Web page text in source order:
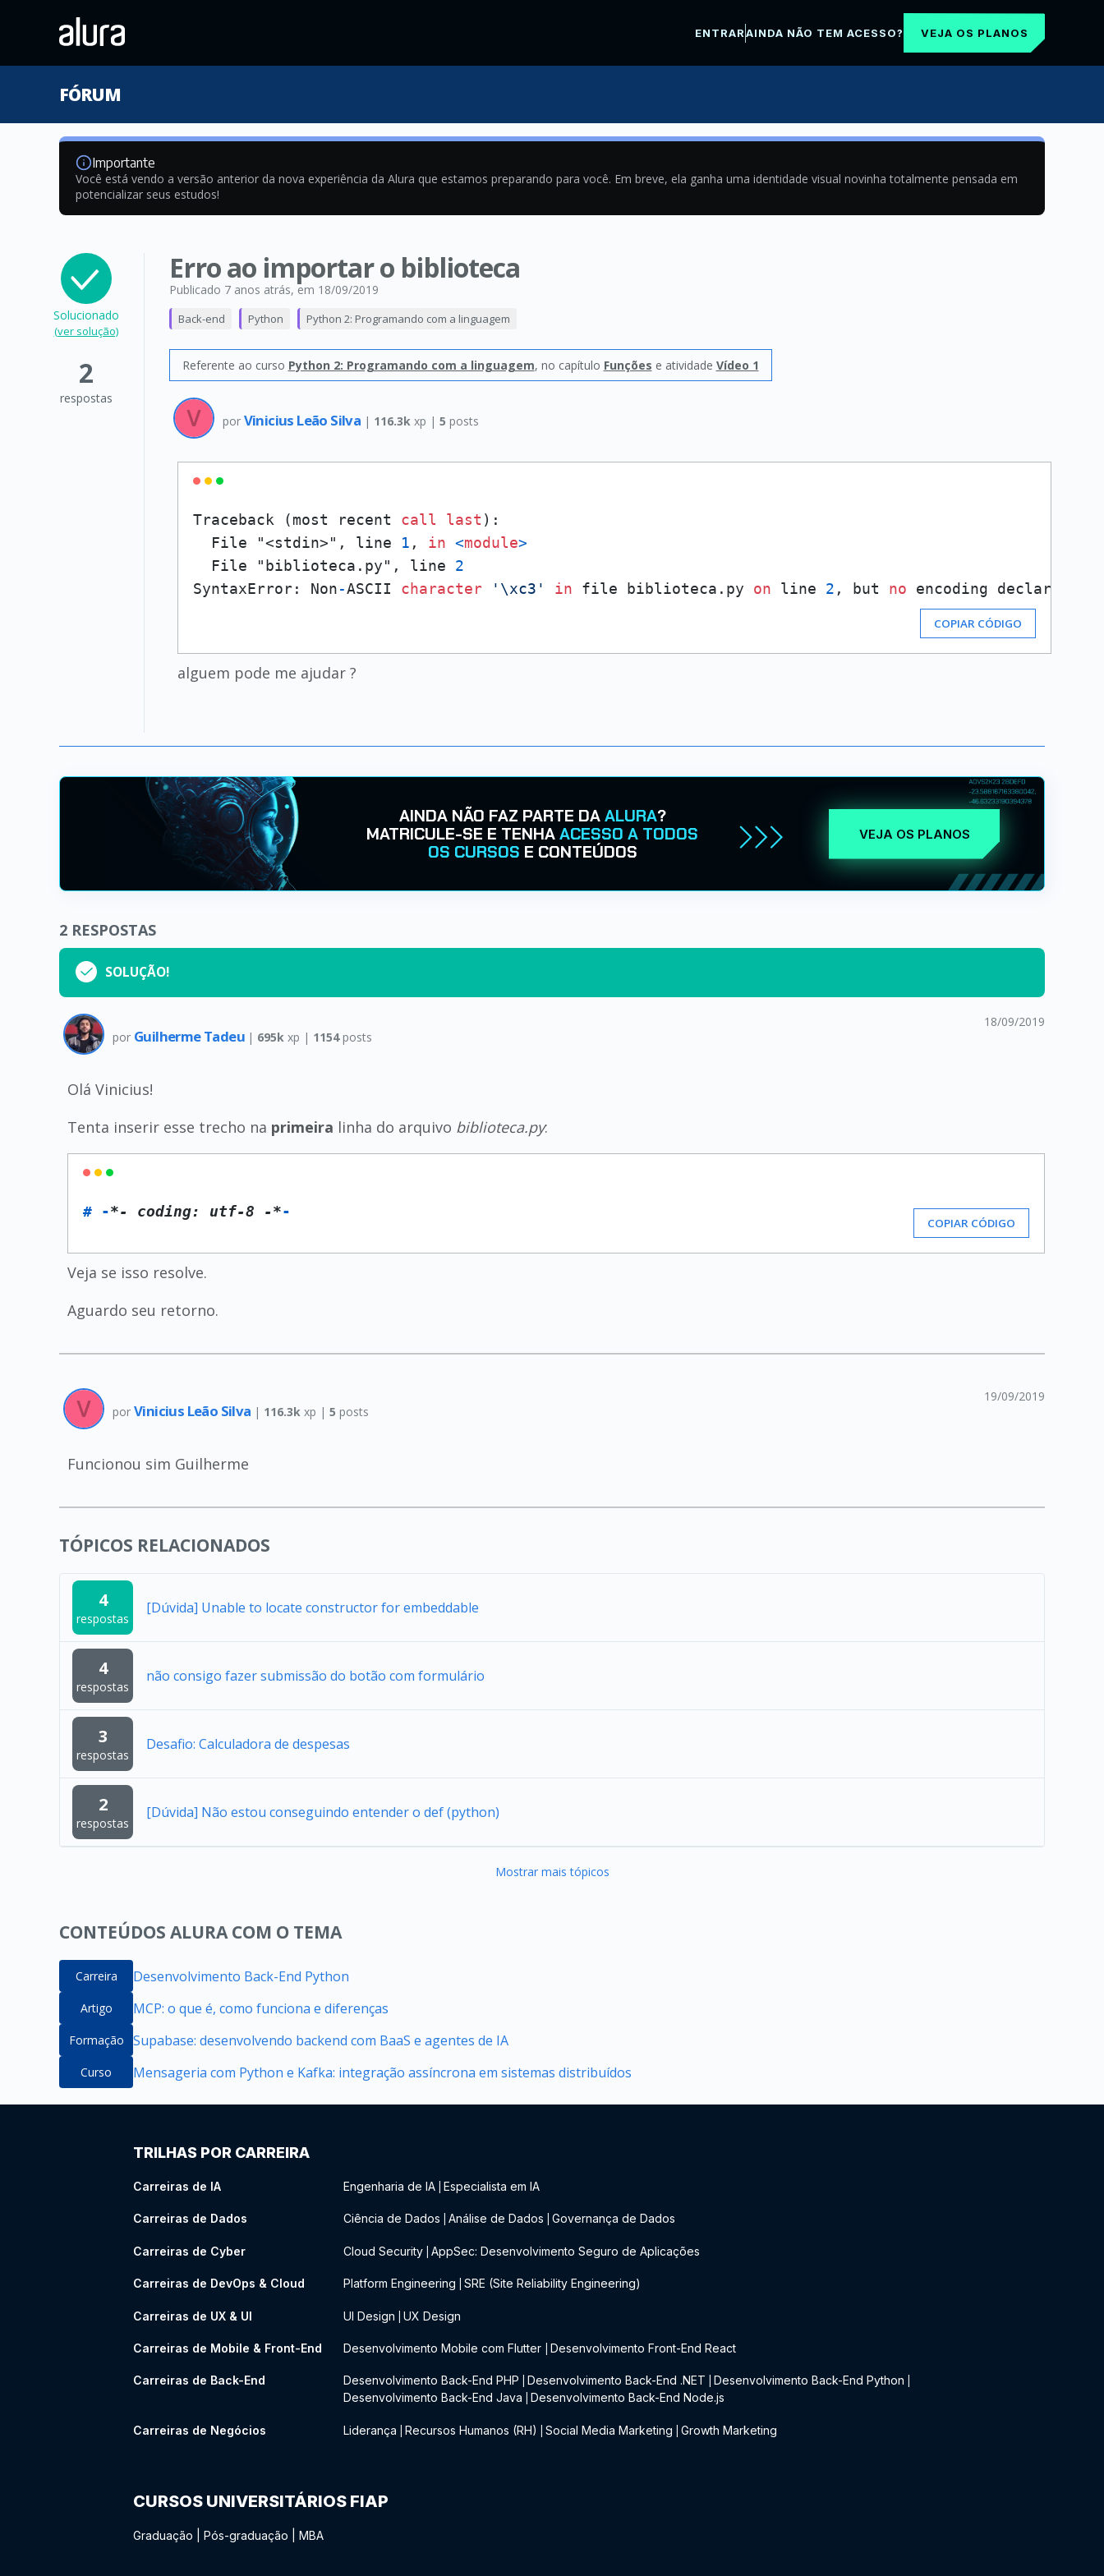
ENTRARAINDA NÃO TEM ACESSO? VEJA OS PLANOS
FÓRUM
Importante
Você está vendo a versão anterior da nova experiência da Alura que estamos preparando para você. Em breve, ela ganha uma identidade visual novinha totalmente pensada em
potencializar seus estudos!
Solucionado
(ver solução)
2
respostas
Erro ao importar o biblioteca
Publicado 7 anos atrás, em 18/09/2019
Back-end Python Python 2: Programando com a linguagem
Referente ao curso Python 2: Programando com a linguagem, no capítulo Funções e atividade Vídeo 1
por Vinicius Leão Silva | 116.3k xp | 5 posts
Traceback (most recent call last ):
  File "<stdin>", line
1 , in <module>
  File "biblioteca.py", line
2
SyntaxError: Non-ASCII character '\xc3' in file biblioteca.py on line 2 , but no encoding declared;
COPIAR CÓDIGO
alguem pode me ajudar ?
AINDA NÃO FAZ PARTE DAALURA?
MATRICULE-SE E TENHAACESSO A TODOS
OS CURSOS E CONTEÚDOS
VEJA OS PLANOS
2 RESPOSTAS
SOLUÇÃO!
por Guilherme Tadeu | 695k xp | 1154posts
18/09/2019
Olá Vinicius!
Tenta inserir esse trecho na primeira linha do arquivo biblioteca.py:
# -*- coding: utf-8 -*-
COPIAR CÓDIGO
Veja se isso resolve.
Aguardo seu retorno.
por Vinicius Leão Silva | 116.3k xp | 5 posts
19/09/2019
Funcionou sim Guilherme
TÓPICOS RELACIONADOS
4
respostas
[Dúvida] Unable to locate constructor for embeddable
4
respostas
não consigo fazer submissão do botão com formulário
3
respostas
Desafio: Calculadora de despesas
2
respostas
[Dúvida] Não estou conseguindo entender o def (python)
Mostrar mais tópicos
CONTEÚDOS ALURA COM O TEMA
Carreira Desenvolvimento Back-End Python
Artigo MCP: o que é, como funciona e diferenças
Formação Supabase: desenvolvendo backend com BaaS e agentes de IA
Curso Mensageria com Python e Kafka: integração assíncrona em sistemas distribuídos
TRILHAS POR CARREIRA
Carreiras de IA Engenharia de IA Especialista em IA
Carreiras de Dados Ciência de Dados Análise de Dados Governança de Dados
Carreiras de Cyber Cloud Security AppSec: Desenvolvimento Seguro de Aplicações
Carreiras de DevOps & Cloud Platform Engineering SRE (Site Reliability Engineering)
Carreiras de UX & UI UI Design UX Design
Carreiras de Mobile & Front-End Desenvolvimento Mobile com Flutter Desenvolvimento Front-End React
Carreiras de Back-End Desenvolvimento Back-End PHP Desenvolvimento Back-End .NET Desenvolvimento Back-End Python
Desenvolvimento Back-End Java Desenvolvimento Back-End Node.js
Carreiras de Negócios Liderança Recursos Humanos (RH) Social Media Marketing Growth Marketing
CURSOS UNIVERSITÁRIOS FIAP
Graduação Pós-graduação MBA